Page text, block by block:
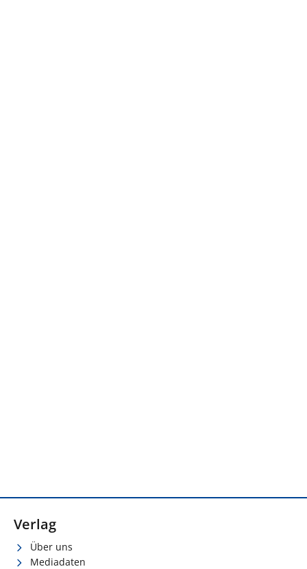
Verlag
Über uns
Mediadaten